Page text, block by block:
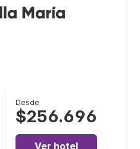
María
Desde
$256.696
Ver hotel